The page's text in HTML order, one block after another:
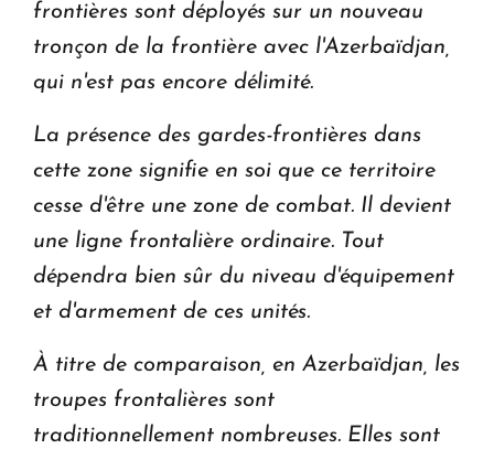
frontières sont déployés sur un nouveau
tronçon de la frontière avec l'Azerbaïdjan,
qui n'est pas encore délimité.
La présence des gardes-frontières dans
cette zone signifie en soi que ce territoire
cesse d'être une zone de combat. Il devient
une ligne frontalière ordinaire. Tout
dépendra bien sûr du niveau d'équipement
et d'armement de ces unités.
À titre de comparaison, en Azerbaïdjan, les
troupes frontalières sont
traditionnellement nombreuses. Elles sont